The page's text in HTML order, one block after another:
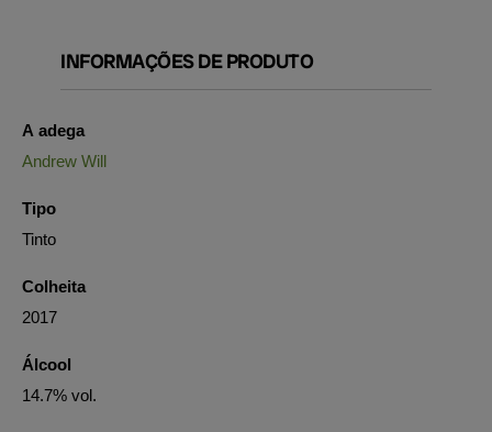
INFORMAÇÕES DE PRODUTO
A adega
Andrew Will
Tipo
Tinto
Colheita
2017
Álcool
14.7% vol.